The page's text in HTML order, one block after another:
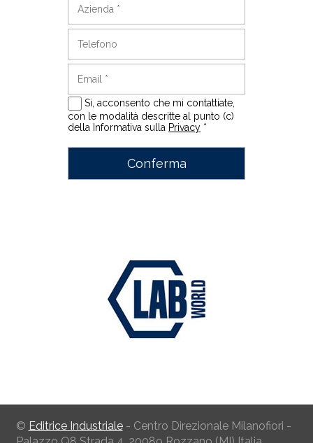
© Editrice Industriale- Centro Direzionale Milanofiori -